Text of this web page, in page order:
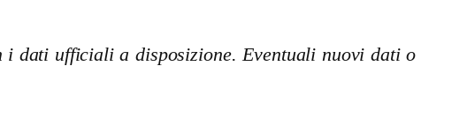
dati ufficiali a disposizione. Eventuali nuovi dati o